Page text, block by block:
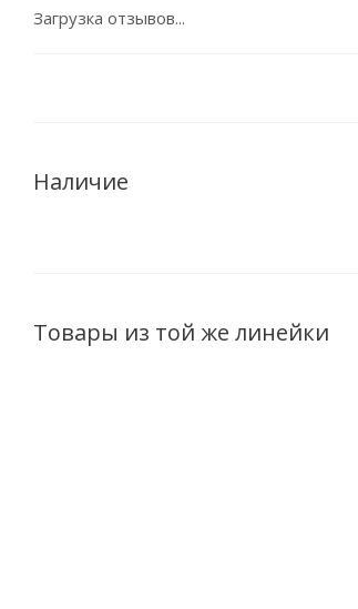
Загрузка отзывов...
Наличие
Товары из той же линейки